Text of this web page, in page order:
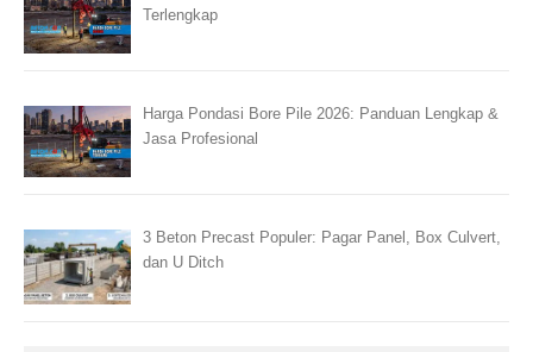
Terlengkap
Harga Pondasi Bore Pile 2026: Panduan Lengkap &
Jasa Profesional
3 Beton Precast Populer: Pagar Panel, Box Culvert,
dan U Ditch